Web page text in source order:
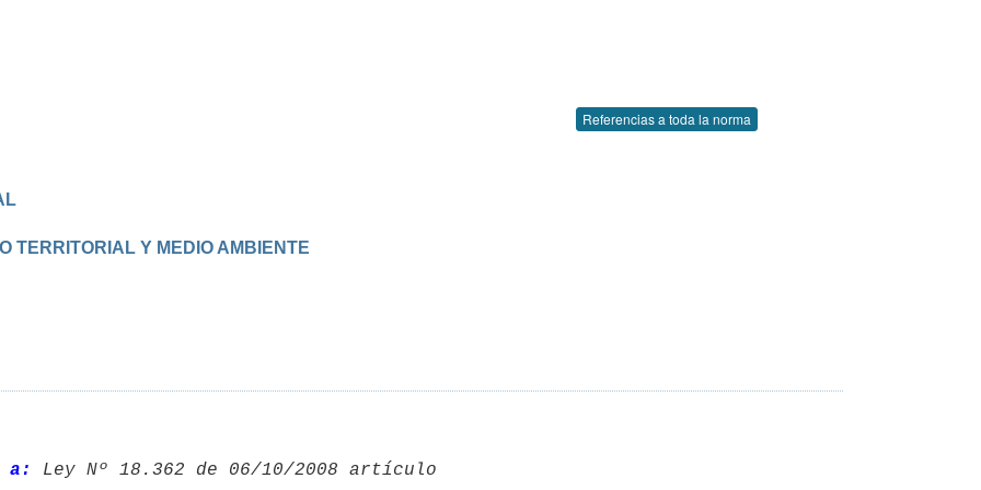
Referencias a toda la norma
TERRITORIAL Y MEDIO AMBIENTE
a: